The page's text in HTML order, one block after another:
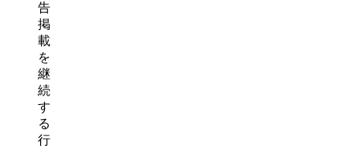
告
掲
載
を
継
続
す
る
行